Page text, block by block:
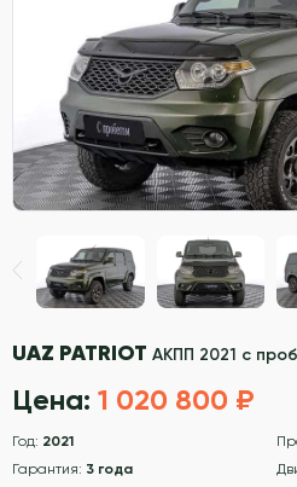
UAZ PATRIOT АКПП 2021 с
Цена: 1 020 800 ₽
Год: 2021
Гарантия: 3 года